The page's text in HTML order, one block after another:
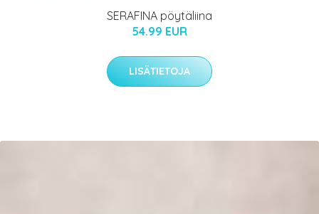
SERAFINA pöytäliina
54.99 EUR
LISÄTIETOJA